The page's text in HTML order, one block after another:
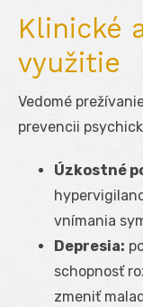
Klinické
využitie
Vedomé
prevencii
Úzkostné
vnímania
Depresia:
schopnosť
zmeniť